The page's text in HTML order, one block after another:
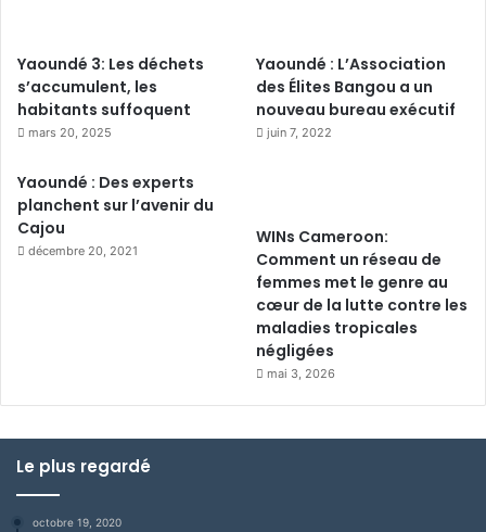
Yaoundé 3: Les déchets
s’accumulent, les
habitants suffoquent
mars 20, 2025
Yaoundé : L’Association
des Élites Bangou a un
nouveau bureau exécutif
juin 7, 2022
Yaoundé : Des experts
planchent sur l’avenir du
Cajou
décembre 20, 2021
WINs Cameroon:
Comment un réseau de
femmes met le genre au
cœur de la lutte contre les
maladies tropicales
négligées
mai 3, 2026
Le plus regardé
octobre 19, 2020